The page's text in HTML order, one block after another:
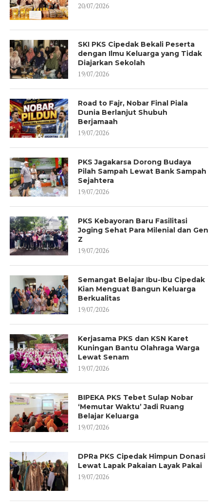
20/07/2026
SKI PKS Cipedak Bekali Peserta
dengan Ilmu Keluarga yang Tidak
Diajarkan Sekolah
19/07/2026
Road to Fajr, Nobar Final Piala
Dunia Berlanjut Shubuh
Berjamaah
19/07/2026
PKS Jagakarsa Dorong Budaya
Pilah Sampah Lewat Bank Sampah
Sejahtera
19/07/2026
PKS Kebayoran Baru Fasilitasi
Joging Sehat Para Milenial dan Gen
Z
19/07/2026
Semangat Belajar Ibu-Ibu Cipedak
Kian Menguat Bangun Keluarga
Berkualitas
19/07/2026
Kerjasama PKS dan KSN Karet
Kuningan Bantu Olahraga Warga
Lewat Senam
19/07/2026
BIPEKA PKS Tebet Sulap Nobar
‘Memutar Waktu’ Jadi Ruang
Belajar Keluarga
19/07/2026
DPRa PKS Cipedak Himpun Donasi
Lewat Lapak Pakaian Layak Pakai
19/07/2026